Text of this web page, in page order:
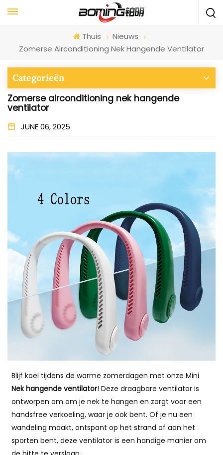
Thuis
Nieuws
Zomerse Airconditioning Nek Hangende Ventilator
Categorieën
Zomerse airconditioning nek hangende
ventilator
JUNE 06, 2025
Blijf koel tijdens de warme zomerdagen met onze Mini
Nek hangende ventilator! Deze draagbare ventilator is
ontworpen om om je nek te hangen en zorgt voor een
handsfree verkoeling, waar je ook bent. Of je nu een
wandeling maakt, ontspant op het strand of aan het
sporten bent, deze ventilator is een handige manier om